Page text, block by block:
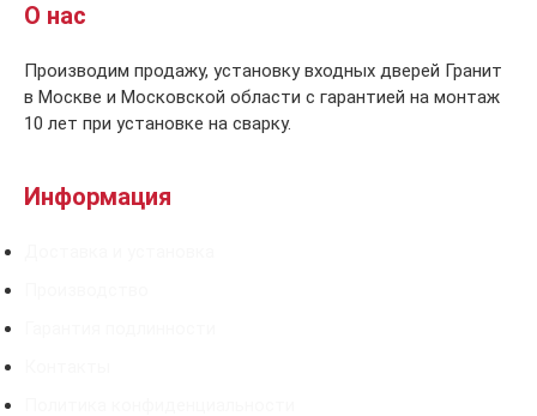
О нас
Производим продажу, установку входных дверей Гранит
в Москве и Московской области с гарантией на монтаж
10 лет при установке на сварку.
Информация